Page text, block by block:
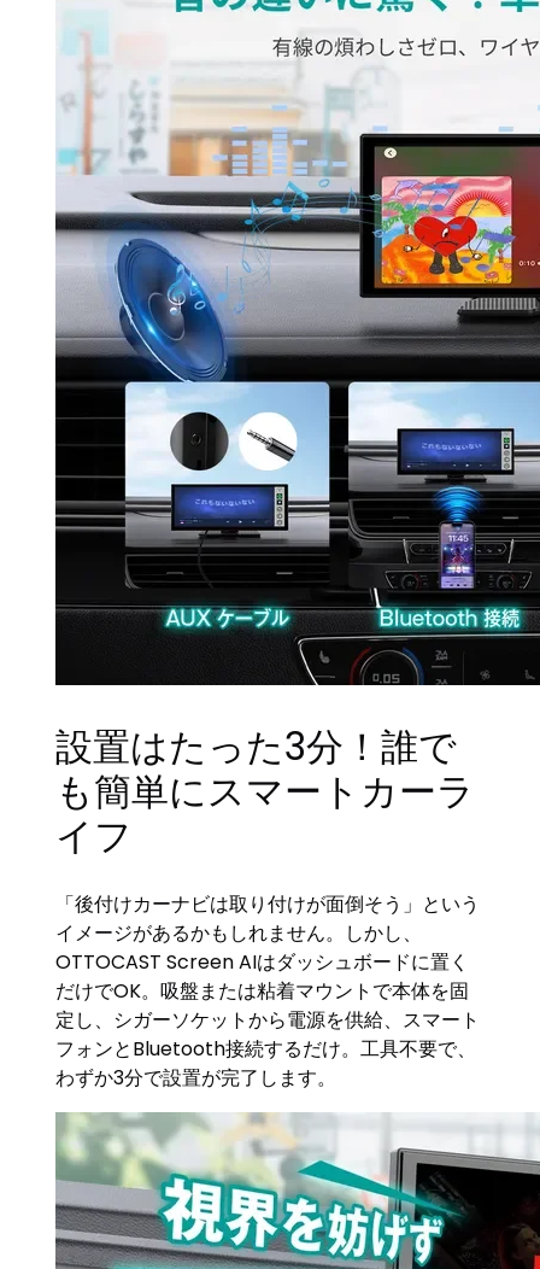
設置はたった3分！誰で
も簡単にスマートカーラ
イフ
「後付けカーナビは取り付けが面倒そう」という
イメージがあるかもしれません。しかし、
OTTOCAST Screen AIはダッシュボードに置く
だけでOK。吸盤または粘着マウントで本体を固
定し、シガーソケットから電源を供給、スマート
フォンとBluetooth接続するだけ。工具不要で、
わずか3分で設置が完了します。